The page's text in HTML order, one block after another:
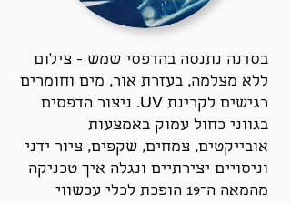
בסדנה נתנסה בהדפסי שמש - צילום
ללא מצלמה, בעזרת אור, מים וחומרים
רגישים לקרינת UV. ניצור הדפסים
בגווני כחול עמוק באמצעות
אובייקטים, צמחים, שקפים, ציור ידני
וניסויים יצירתיים ונגלה איך טכניקה
מהמאה ה־19 הופכת לכלי עכשווי